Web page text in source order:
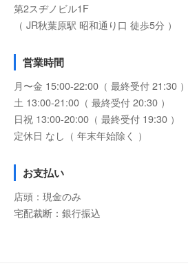
第2スヂノビル1F
（ JR秋葉原駅 昭和通り口 徒歩5分 ）
営業時間
月〜金 15:00-22:00（ 最終受付 21:30 ）
土 13:00-21:00（ 最終受付 20:30 ）
日祝 13:00-20:00（ 最終受付 19:30 ）
定休日 なし（ 年末年始除く ）
お支払い
店頭：現金のみ
宅配裁断：銀行振込